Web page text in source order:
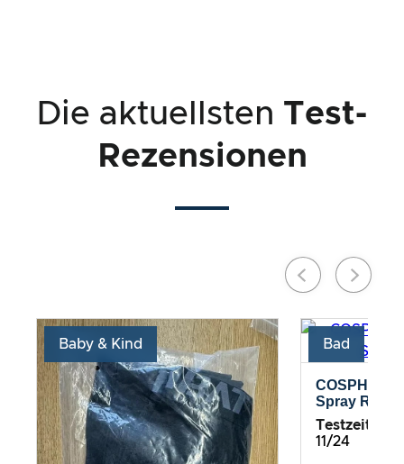
Die aktuellsten Test-
Rezensionen
Baby & Kind Bad
COSPHERA
Spray
11/24